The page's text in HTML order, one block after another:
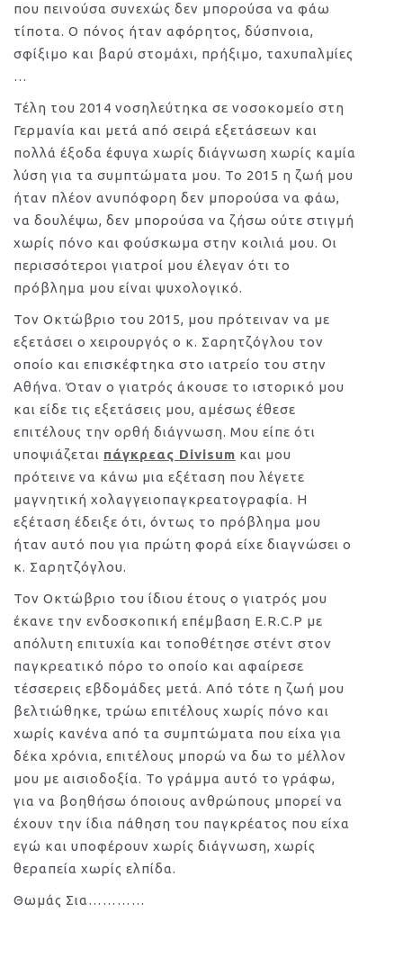
που πεινούσα συνεχώς δεν μπορούσα να φάω
τίποτα. Ο πόνος ήταν αφόρητος, δύσπνοια,
σφίξιμο και βαρύ στομάχι, πρήξιμο, ταχυπαλμίες
…
Τέλη του 2014 νοσηλεύτηκα σε νοσοκομείο στη
Γερμανία και μετά από σειρά εξετάσεων και
πολλά έξοδα έφυγα χωρίς διάγνωση χωρίς καμία
λύση για τα συμπτώματα μου. Το 2015 η ζωή μου
ήταν πλέον ανυπόφορη δεν μπορούσα να φάω,
να δουλέψω, δεν μπορούσα να ζήσω ούτε στιγμή
χωρίς πόνο και φούσκωμα στην κοιλιά μου. Οι
περισσότεροι γιατροί μου έλεγαν ότι το
πρόβλημα μου είναι ψυχολογικό.
Τον Οκτώβριο του 2015, μου πρότειναν να με
εξετάσει ο χειρουργός ο κ. Σαρητζόγλου τον
οποίο και επισκέφτηκα στο ιατρείο του στην
Αθήνα. Όταν ο γιατρός άκουσε το ιστορικό μου
και είδε τις εξετάσεις μου, αμέσως έθεσε
επιτέλους την ορθή διάγνωση. Μου είπε ότι
υποψιάζεται πάγκρεας Divisum και μου
πρότεινε να κάνω μια εξέταση που λέγετε
μαγνητική χολαγγειοπαγκρεατογραφία. Η
εξέταση έδειξε ότι, όντως το πρόβλημα μου
ήταν αυτό που για πρώτη φορά είχε διαγνώσει ο
κ. Σαρητζόγλου.
Τον Οκτώβριο του ίδιου έτους ο γιατρός μου
έκανε την ενδοσκοπική επέμβαση E.R.C.P με
απόλυτη επιτυχία και τοποθέτησε στέντ στον
παγκρεατικό πόρο το οποίο και αφαίρεσε
τέσσερεις εβδομάδες μετά. Από τότε η ζωή μου
βελτιώθηκε, τρώω επιτέλους χωρίς πόνο και
χωρίς κανένα από τα συμπτώματα που είχα για
δέκα χρόνια, επιτέλους μπορώ να δω το μέλλον
μου με αισιοδοξία. Το γράμμα αυτό το γράφω,
για να βοηθήσω όποιους ανθρώπους μπορεί να
έχουν την ίδια πάθηση του παγκρέατος που είχα
εγώ και υποφέρουν χωρίς διάγνωση, χωρίς
θεραπεία χωρίς ελπίδα.
Θωμάς Σια…………